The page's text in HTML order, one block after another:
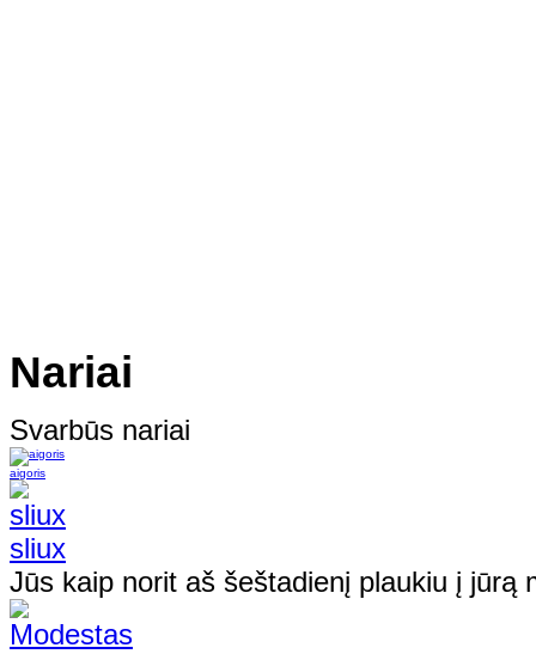
Nariai
Svarbūs nariai
aigoris
sliux
Jūs kaip norit aš šeštadienį plaukiu į jūrą